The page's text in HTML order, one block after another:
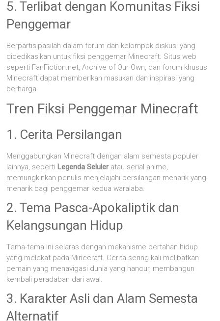
5. Terlibat dengan Komunitas Fiksi
Penggemar
Berpartisipasilah dalam forum dan kelompok diskusi yang
didedikasikan untuk fiksi penggemar Minecraft. Situs web
seperti FanFiction.net, Archive of Our Own, dan forum khusus
Minecraft dapat memberikan masukan dan inspirasi yang
berharga.
Tren Fiksi Penggemar Minecraft
1. Cerita Persilangan
Menggabungkan Minecraft dengan alam semesta populer
lainnya, seperti Legenda Seluleratau serial anime,
memungkinkan penulis menjelajahi persilangan menarik yang
menarik bagi penggemar kedua waralaba.
2. Tema Pasca-Apokaliptik dan
Kelangsungan Hidup
Tema-tema ini selaras dengan mekanisme bertahan hidup
yang melekat pada Minecraft. Cerita sering kali melibatkan
pemain yang menavigasi dunia yang hancur, membangun
kembali peradaban dari awal.
3. Karakter Asli dan Alam Semesta
Alternatif